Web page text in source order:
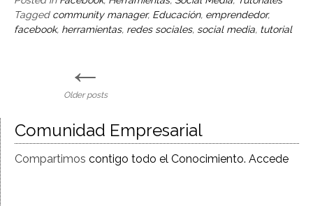
Tagged community manager, Educación, emprendedor,
facebook, herramientas, redes sociales, social media, tutorial
Posts
navigation
←
Older posts
Comunidad Empresarial
Compartimos contigo todo el Conocimiento. Accede